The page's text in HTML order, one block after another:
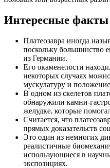
Интересные факты
Платеозавра иногда
поскольку большинство
из Германии.
Его окаменелости
некоторых случаях
мускулатуру и
В одном из скелетов
обнаружили камни-
желудке, которые
Считается, что
прямых доказательств
Это один из немногих
реалистичные
использующиеся в
экспозициях.